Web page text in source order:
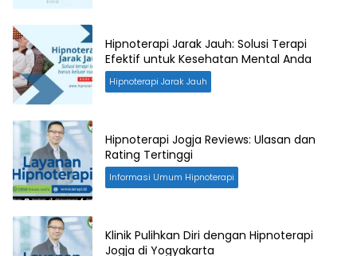
Hipnoterapi Jarak Jauh: Solusi Terapi
Efektif untuk Kesehatan Mental Anda
Hipnoterapi Jarak Jauh
Hipnoterapi Jogja Reviews: Ulasan dan
Rating Tertinggi
Informasi Umum Hipnoterapi
Klinik Pulihkan Diri dengan Hipnoterapi
Jogja di Yogyakarta